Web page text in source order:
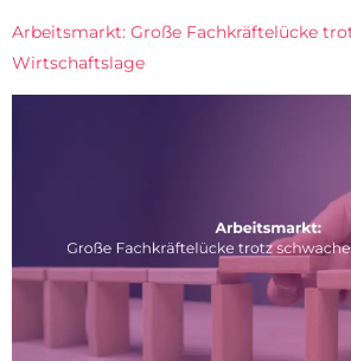
Arbeitsmarkt: Große Fachkräftelücke
Wirtschaftslage